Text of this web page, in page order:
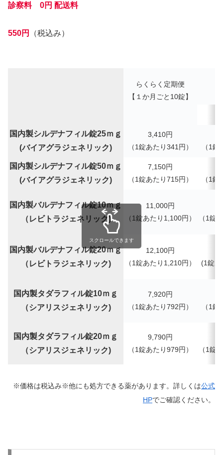
診察料 0円 配送料
550円 （税込み）
らくらく定期便
【１か月ごと10錠】
国内製シルデナフィル錠25ｍｇ
(バイアグラジェネリック)
3,410円
（1錠あたり341 円）
（1錠
国内製シルデナフィル錠50ｍｇ
(バイアグラジェネリック)
7,150円
（1錠あたり715円）
（1錠
国内製バルデナフィル錠10ｍｇ
（レビトラジェネリック)
11,000円
（1錠あたり1,100円）
（1錠
国内製バルデナフィル錠20ｍｇ
（レビトラジェネリック)
12,100円
（1錠あたり1,210円）
(1錠あ
国内製タダラフィル錠10ｍｇ
（シアリスジェネリック)
7,920円
（1錠あたり792円）
（1錠
国内製タダラフィル錠20ｍｇ
（シアリスジェネリック)
9,790円
（1錠あたり979円）
（1錠
スクロールできます
※価格は税込み※他にも処方できる薬があります。詳しくは公式
HPでご確認ください。